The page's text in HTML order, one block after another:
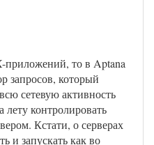
приложений, то в Aptana
запросов, который
сетевую активность
лету контролировать
Кстати, о серверах
и запускать как во